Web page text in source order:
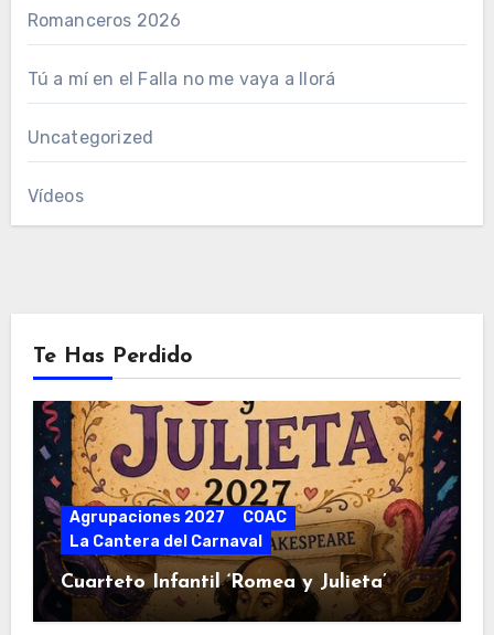
Romanceros 2026
Tú a mí en el Falla no me vaya a llorá
Uncategorized
Vídeos
Te Has Perdido
Agrupaciones 2027
COAC
La Cantera del Carnaval
Cuarteto Infantil ‘Romea y Julieta’